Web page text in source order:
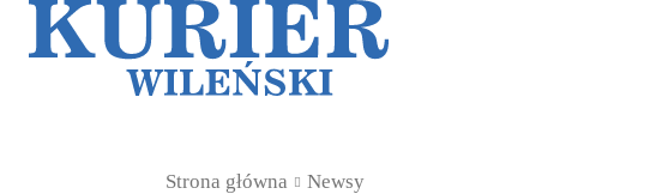
Strona główna Newsy